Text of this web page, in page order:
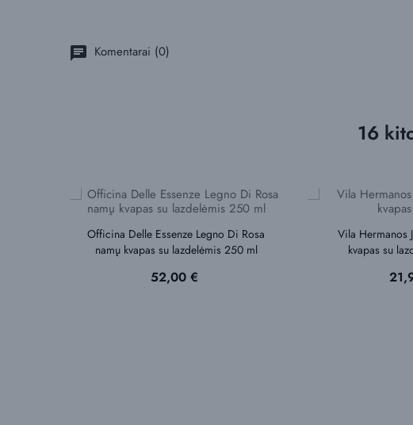
chat Komentarai (0)
16
Officina Delle Essenze Legno Di Rosa
namų kvapas su lazdelėmis 250 ml
Kaina
52,00 €
Vila Hermanos
kvapas su